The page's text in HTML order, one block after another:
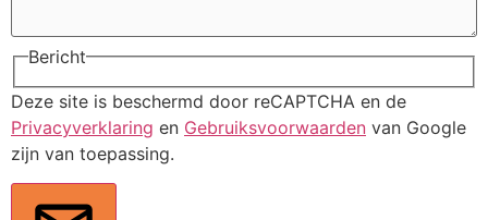
Bericht
Deze site is beschermd door reCAPTCHA en de
Privacyverklaring en Gebruiksvoorwaarden van Google
zijn van toepassing.